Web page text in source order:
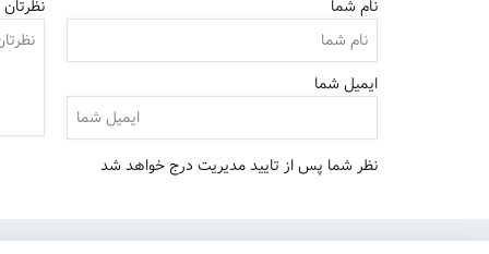
نام شما
ایمیل شما
نظرتان
نظر شما پس از تایید مدیریت درج خواهد شد